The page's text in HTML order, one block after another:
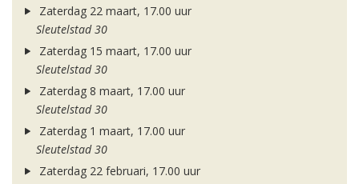
Zaterdag 22 maart, 17.00 uur
Sleutelstad 30
Zaterdag 15 maart, 17.00 uur
Sleutelstad 30
Zaterdag 8 maart, 17.00 uur
Sleutelstad 30
Zaterdag 1 maart, 17.00 uur
Sleutelstad 30
Zaterdag 22 februari, 17.00 uur